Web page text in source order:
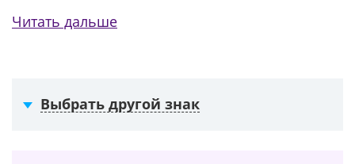
Читать дальше
Выбрать другой знак